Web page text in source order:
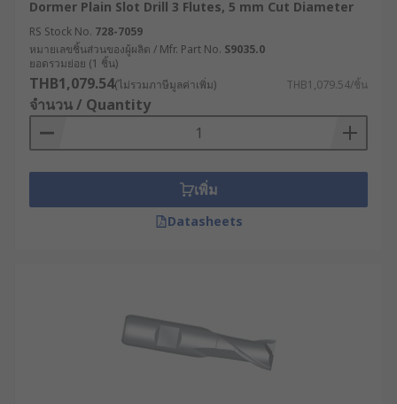
Dormer Plain Slot Drill 3 Flutes, 5 mm Cut Diameter
RS Stock No. 728-7059
หมายเลขชิ้นส่วนของผู้ผลิต / Mfr. Part No. S9035.0
ยอดรวมย่อย (1 ชิ้น)
THB1,079.54(ไม่รวมภาษีมูลค่าเพิ่ม) THB1,079.54/ชิ้น
จำนวน / Quantity
เพิ่ม
Datasheets